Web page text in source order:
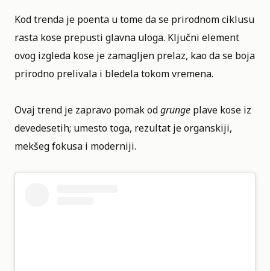
Kod trenda je poenta u tome da se prirodnom ciklusu
rasta kose prepusti glavna uloga. Ključni element
ovog izgleda kose je zamagljen prelaz, kao da se boja
prirodno prelivala i bledela tokom vremena.
Ovaj trend je zapravo pomak odgrunge plave kose iz
devedesetih; umesto toga, rezultat je organskiji,
mekšeg fokusa i moderniji.